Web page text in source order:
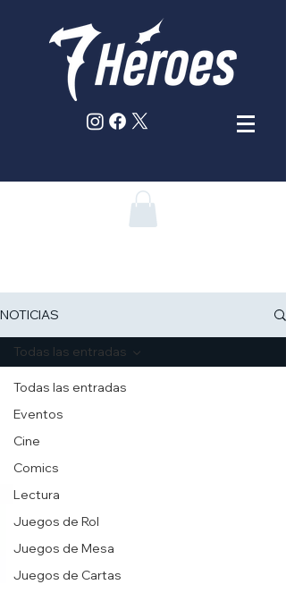
NOTICIAS
Todas las entradas
Eventos
Cine
Comics
Lectura
Juegos de Rol
Juegos de Mesa
Juegos de Cartas
Todas las entradas